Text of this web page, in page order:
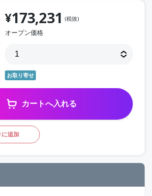
¥173,231 (税抜)
オープン価格
お取り寄せ
カートへ入れる
追加